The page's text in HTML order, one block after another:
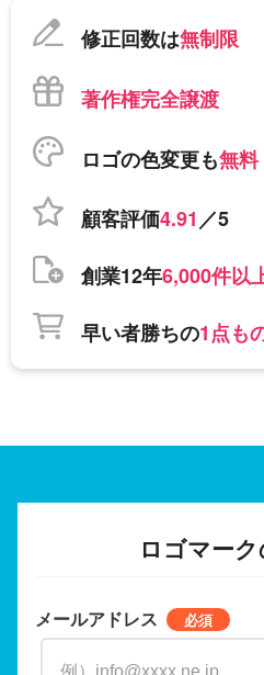
修正回数は無制限
著作権完全譲渡
ロゴの色変更も無料
顧客評価4.91／5
創業12年6,000件以
早い者勝ちの1点も
ロゴマー
メールアドレス